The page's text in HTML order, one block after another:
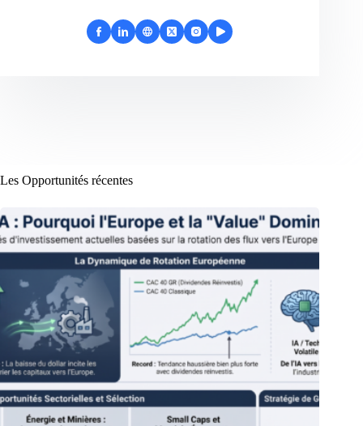
Les Opportunités récentes